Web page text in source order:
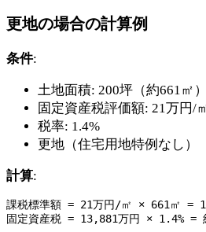
更地の場合の計算例
条件:
土地面積: 200坪（約661㎡）
固定資産税評価額: 21万円/
税率: 1.4%
更地（住宅用地特例なし）
計算:
課税標準額 = 21万円/㎡ × 661㎡ =